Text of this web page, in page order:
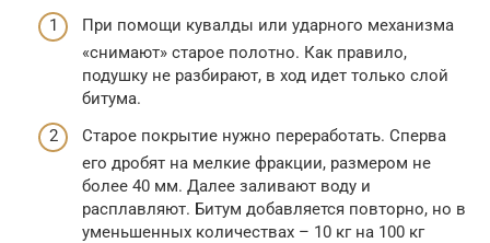
При помощи кувалды или ударного механизма
«снимают» старое полотно. Как правило,
подушку не разбирают, в ход идет только слой
битума.
Старое покрытие нужно переработать. Сперва
его дробят на мелкие фракции, размером не
более 40 мм. Далее заливают воду и
расплавляют. Битум добавляется повторно, но в
уменьшенных количествах – 10 кг на 100 кг